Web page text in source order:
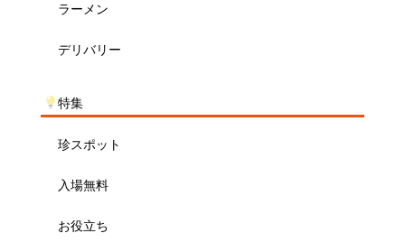
ラーメン
デリバリー
特集
珍スポット
入場無料
お役立ち